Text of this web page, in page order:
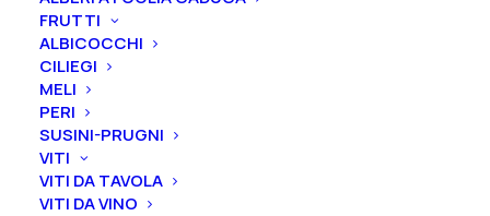
FRUTTI
ALBICOCCHI
CILIEGI
MELI
PERI
SUSINI-PRUGNI
VITI
VITI DA TAVOLA
VITI DA VINO
grandi
fiori
rifiorenti
"Wildfire®"
quantità
Ordina subito questo prodotto!
Puoi acquistare ora questo prodotto contattandoci e
indicando la dimensione del vaso desiderata e la
quantità
ORDINA SU WHATSAPP